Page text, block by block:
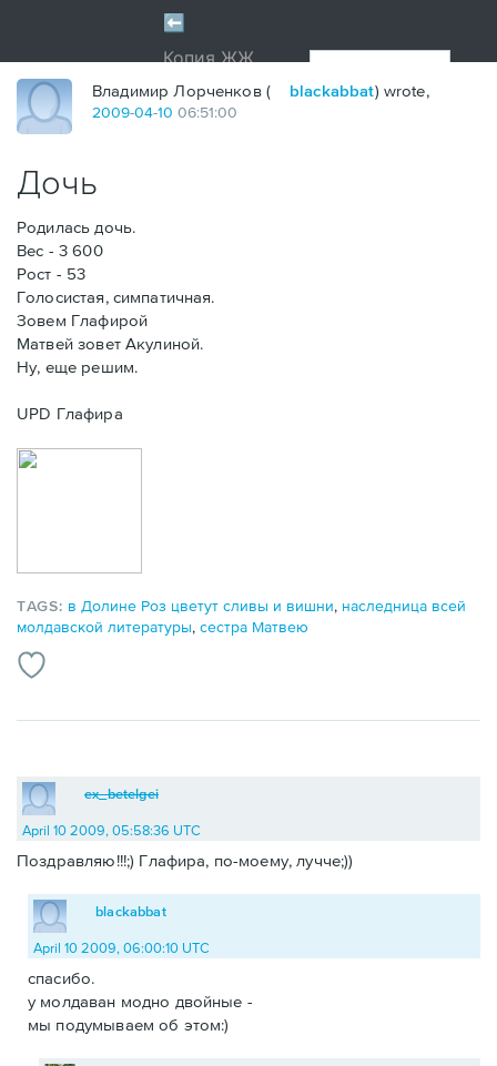
Владимир Лорченков ( blackabbat) wrote,
2009-04-10 06:51:00
Дочь
Родилась дочь.
Вес - 3 600
Рост - 53
Голосистая, симпатичная.
Зовем Глафирой
Матвей зовет Акулиной.
Ну, еще решим.
UPD Глафира
TAGS: в Долине Роз цветут сливы и вишни, наследница всей
молдавской литературы, сестра Матвею
ex_betelgei
April 10 2009, 05:58:36 UTC
Поздравляю!!!;) Глафира, по-моему, лучче;))
blackabbat
April 10 2009, 06:00:10 UTC
спасибо.
у молдаван модно двойные -
мы подумываем об этом:)